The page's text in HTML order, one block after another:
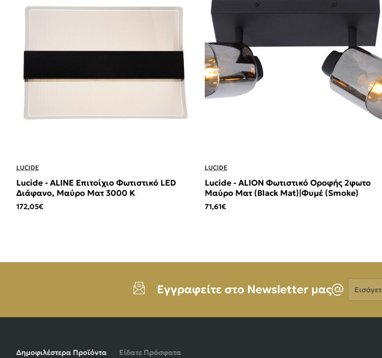
LUCIDE
Lucide - ALINE Επιτοίχιο Φωτιστικό LED
Διάφανο, Μαύρο Ματ 3000 K
172,05€
LUCIDE
Lucide - ALION Φωτιστικό Οροφής 2φωτο
Μαύρο Ματ (Black Mat)|Φυμέ (Smoke)
71,61€
Εγγραφείτε στο Newsletter μας
Εισάγετε
email
Δημοφιλέστερα Προϊόντα Είδατε Πρόσφατα